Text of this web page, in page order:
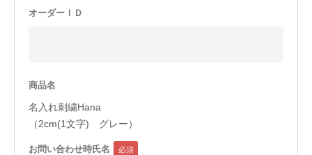
International Shipping
会員サービス
店舗リスト
オーダーＩＤ
商品名
名入れ刺繍Hana
（2cm(1文字) グレー）
お問い合わせ時氏名